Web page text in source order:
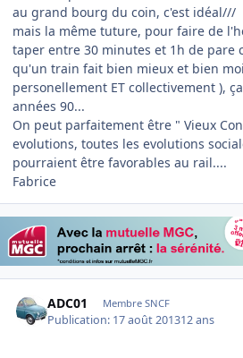
au grand bourg du coin, c'est idéal///
mais la même tuture, pour faire de
taper entre 30 minutes et 1h de pare
qu'un train fait bien mieux et bien
personellement ET collectivement ),
années 90...
On peut parfaitement être " Vieux
evolutions, toutes les evolutions
pourraient être favorables au rail....
Fabrice
ADC01 Membre SNCF
Publication: 17 août 201312 ans